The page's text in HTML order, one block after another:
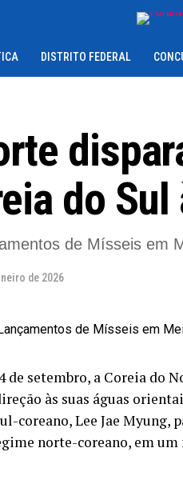
DISTRITO FEDERAL
do Sul
de Mísseis em
de 2026
de setembro, a Coreia do
às suas águas
coreano, Lee Jae Myung,
norte-coreano, em